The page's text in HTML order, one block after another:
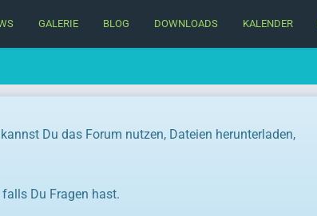
GALERIE BLOG DOWNLOADS KALENDER
Du das Forum nutzen, Dateien herunterladen,
Du Fragen hast.